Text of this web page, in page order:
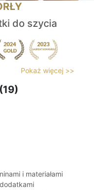
do szycia
Pokaż więcej >>
(19)
i materiałami